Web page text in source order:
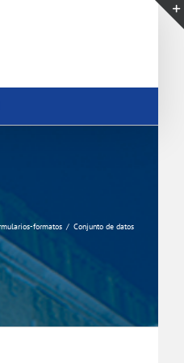
formatos Conjunto de datos